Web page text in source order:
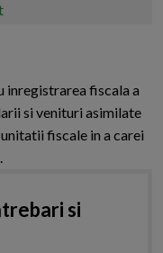
inregistrarea fiscala a
si venituri asimilate
fiscale in a carei
si